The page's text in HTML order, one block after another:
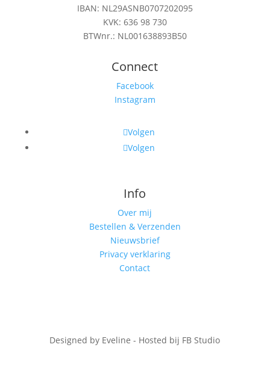
IBAN: NL29ASNB0707202095
KVK: 636 98 730
BTWnr.: NL001638893B50
Connect
Facebook
Instagram
Volgen
Volgen
Info
Over mij
Bestellen & Verzenden
Nieuwsbrief
Privacy verklaring
Contact
Designed by Eveline - Hosted bij FB Studio